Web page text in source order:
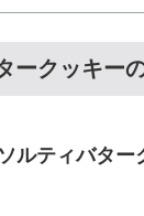
ークッキー
ルティバター